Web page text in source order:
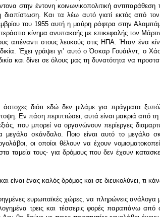
στην έντονη κοινωνικοπολιτική
διαπίστωση. Και τα λέω αυτό γιατί εκτός από
του 1955 αυτή η μαύρη ράφτρα στην
κίνημα ανυπακοής με επικεφαλής τον
απέναντι στους λευκούς στις ΗΠΑ. Ήταν ένα
Έχει γράψει γιʼ αυτό ο Όσκαρ Γουάιλντ, ο
και δίνει σε όλους μας τη δυνατότητα να
άστοχες διότι εδώ δεν μιλάμε για πράγματα
Εν πάση περιπτώσει, αυτά είναι μακριά από
που μπορεί να οργανώνουν περίεργες
μεγάλο σκάνδαλο. Ποιο είναι αυτό το
οι οποίοι θέλουν να έχουν
ταμεία τους- για δρόμους που δεν έχουν
ένας καλός δρόμος και σε διευκολύνει, τι
ευρωπαϊκές χώρες, να πληρώνεις ανάλογα
τρεις και τέσσερις φορές παραπάνω από